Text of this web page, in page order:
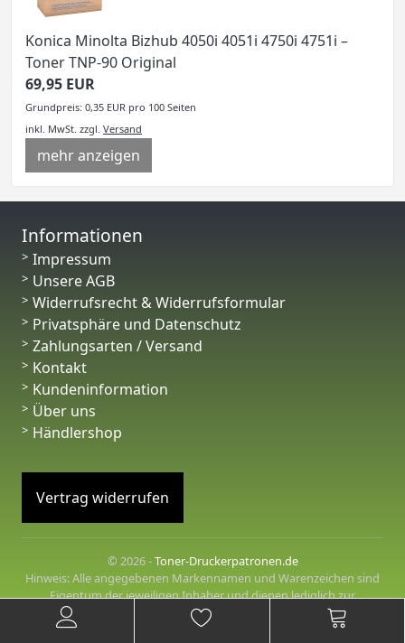
Konica Minolta Bizhub 4050i 4051i 4750i 4751i –
Toner TNP-90 Original
69,95 EUR
Grundpreis: 0,35 EUR pro 100 Seiten
inkl. MwSt. zzgl. Versand
mehr anzeigen
Informationen
Impressum
Unsere AGB
Widerrufsrecht & Widerrufsformular
Privatsphäre und Datenschutz
Zahlungsarten / Versand
Kontakt
Kundeninformation
Über uns
Händlershop
Vertrag widerrufen
© 2026 -Toner-Druckerpatronen.de
Hinweis: Alle angegebenen Markennamen und Warenzeichen sind
Eigentum der jeweiligen Inhaber und dienen lediglich zur
Beschreibung der angebotenen Produkte.